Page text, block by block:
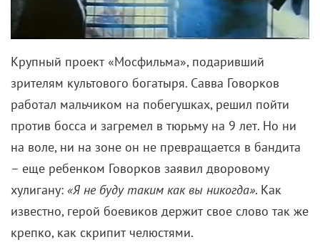
Крупный проект «Мосфильма», подаривший
зрителям культового богатыря. Савва Говорков
работал мальчиком на побегушках, решил пойти
против босса и загремел в тюрьму на 9 лет. Но ни
на воле, ни на зоне он не превращается в бандита
– еще ребенком Говорков заявил дворовому
хулигану: «Я не буду таким как вы никогда». Как
известно, герой боевиков держит свое слово так же
крепко, как скрипит челюстями.